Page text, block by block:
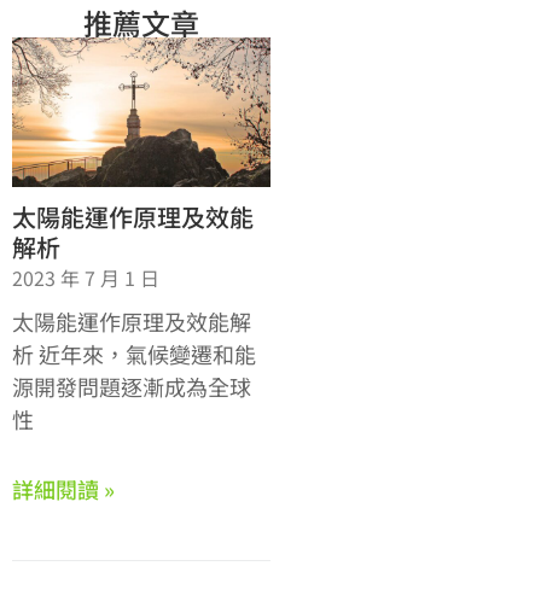
推薦文章
太陽能運作原理及效能
解析
2023 年 7 月 1 日
太陽能運作原理及效能解
析 近年來，氣候變遷和能
源開發問題逐漸成為全球
性
詳細閱讀 »